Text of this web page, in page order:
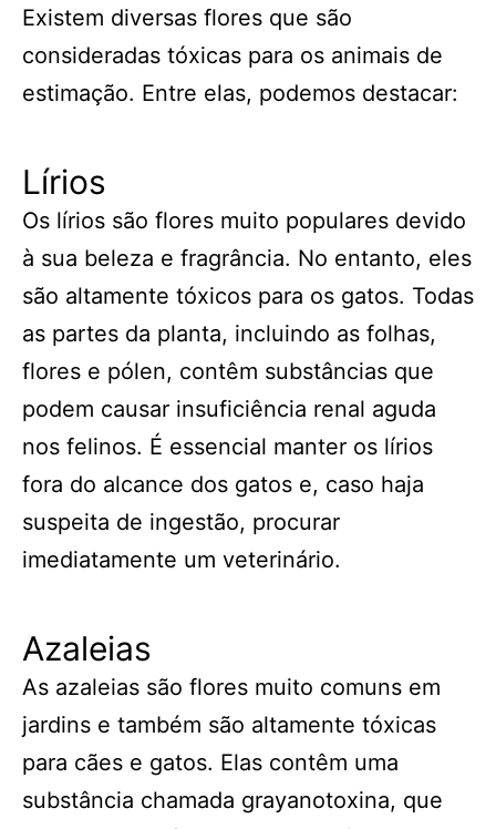
Existem diversas flores que são
consideradas tóxicas para os animais de
estimação. Entre elas, podemos destacar:
Lírios
Os lírios são flores muito populares devido
à sua beleza e fragrância. No entanto, eles
são altamente tóxicos para os gatos. Todas
as partes da planta, incluindo as folhas,
flores e pólen, contêm substâncias que
podem causar insuficiência renal aguda
nos felinos. É essencial manter os lírios
fora do alcance dos gatos e, caso haja
suspeita de ingestão, procurar
imediatamente um veterinário.
Azaleias
As azaleias são flores muito comuns em
jardins e também são altamente tóxicas
para cães e gatos. Elas contêm uma
substância chamada grayanotoxina, que